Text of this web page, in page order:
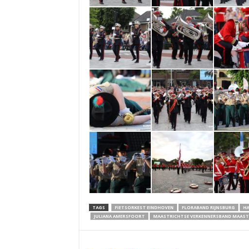
TAGS FIETSORKEST EINDHOVEN FLORABAND RIJNSBURG
JULIANA AMERSFOORT
MAASTRICHTSE VERKENNERSBAND